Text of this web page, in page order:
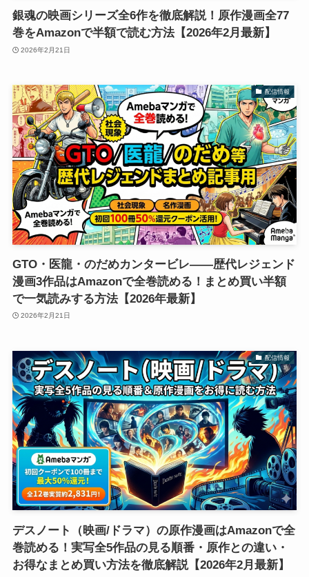
銀魂の映画シリーズ全6作を徹底解説！原作漫画全77
巻をAmazonで半額で読む方法【2026年2月最新】
2026年2月21日
配信情報
GTO・医龍・のだめカンタービレ――歴代レジェンド
漫画3作品はAmazonで全巻読める！まとめ買い半額
で一気読みする方法【2026年最新】
2026年2月21日
配信情報
デスノート（映画/ドラマ）の原作漫画はAmazonで全
巻読める！実写全5作品の見る順番・原作との違い・
お得なまとめ買い方法を徹底解説【2026年2月最新】